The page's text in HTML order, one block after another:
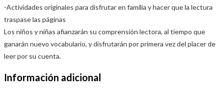
-Actividades originales para disfrutar en familia y hacer que la lectura
traspase las páginas
Los niños y niñas afianzarán su comprensión lectora, al tiempo que
ganarán nuevo vocabulario, y disfrutarán por primera vez del placer de
leer por su cuenta.
Información adicional